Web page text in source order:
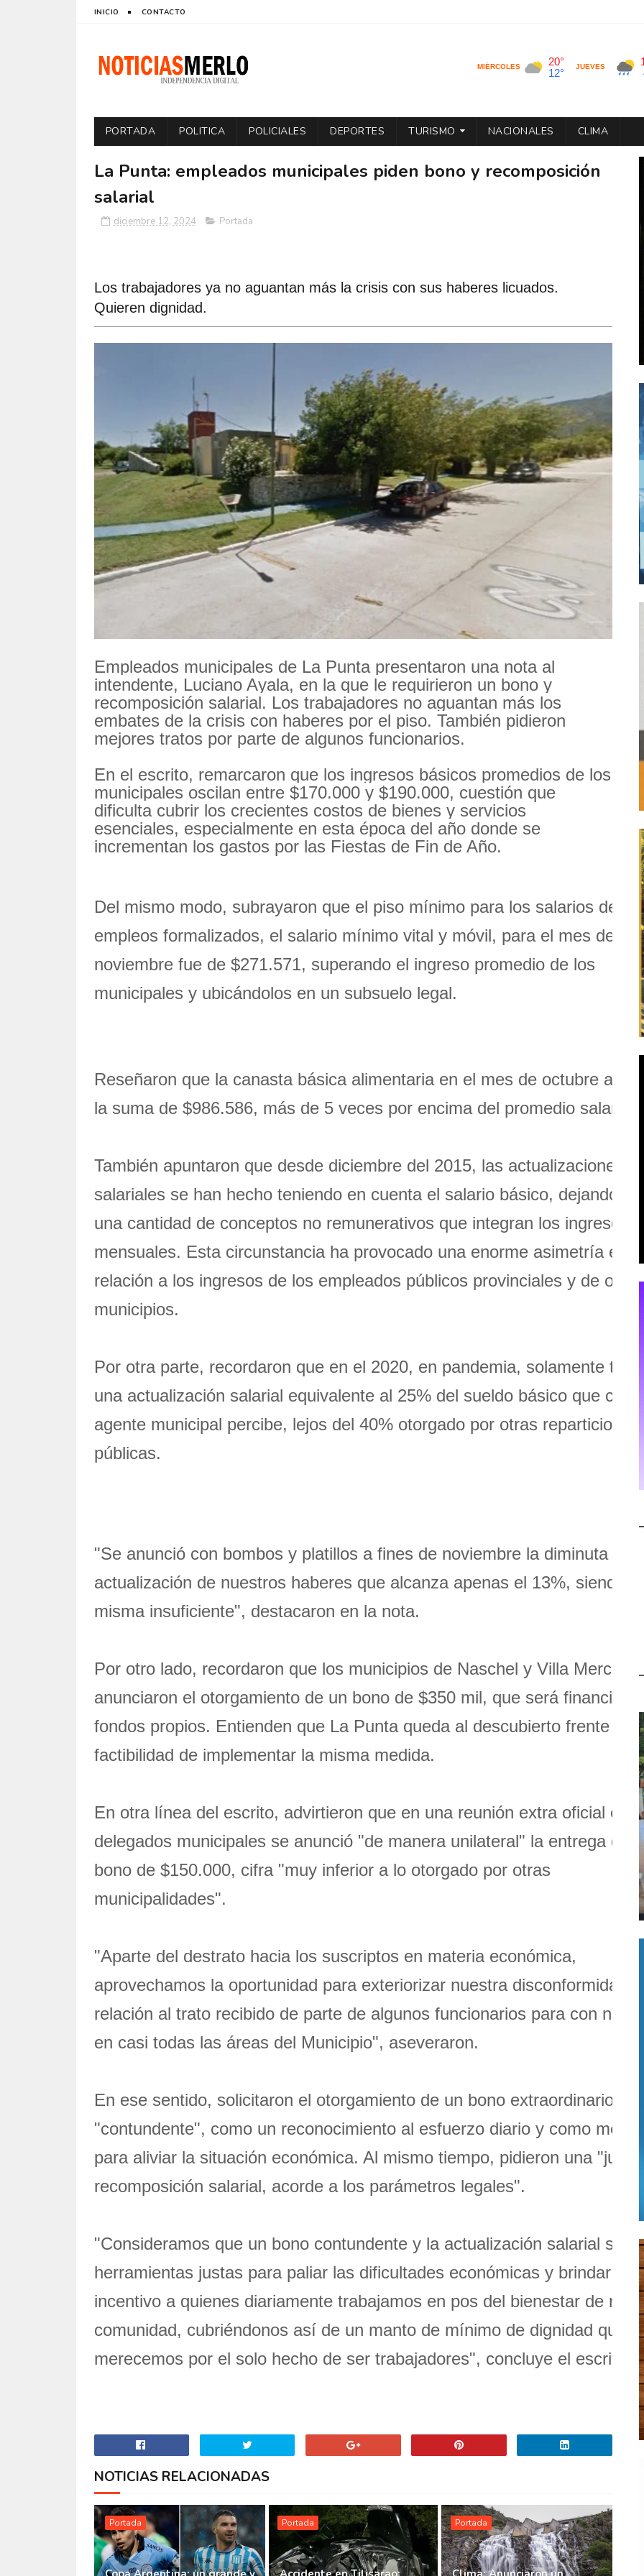
INICIO CONTACTO
PORTADA POLITICA POLICIALES DEPORTES TURISMO NACIONALES CLIMA
La Punta: empleados municipales piden bono y recomposición
salarial
diciembre 12, 2024 Portada
Los trabajadores ya no aguantan más la crisis con sus haberes licuados.
Quieren dignidad.
Empleados municipales de La Punta presentaron una nota al
intendente, Luciano Ayala, en la que le requirieron un bono y
recomposición salarial. Los trabajadores no aguantan más los
embates de la crisis con haberes por el piso. También pidieron
mejores tratos por parte de algunos funcionarios.
En el escrito, remarcaron que los ingresos básicos promedios de los
municipales oscilan entre $170.000 y $190.000, cuestión que
dificulta cubrir los crecientes costos de bienes y servicios
esenciales, especialmente en esta época del año donde se
incrementan los gastos por las Fiestas de Fin de Año.
Del mismo modo, subrayaron que el piso mínimo para los salarios de
empleos formalizados, el salario mínimo vital y móvil, para el mes de
noviembre fue de $271.571, superando el ingreso promedio de los
municipales y ubicándolos en un subsuelo legal.
Reseñaron que la canasta básica alimentaria en el mes de octubre
la suma de $986.586, más de 5 veces por encima del promedio salarial.
También apuntaron que desde diciembre del 2015, las actualizaciones
salariales se han hecho teniendo en cuenta el salario básico, dejando
una cantidad de conceptos no remunerativos que integran los ingresos
mensuales. Esta circunstancia ha provocado una enorme asimetría en
relación a los ingresos de los empleados públicos provinciales y de otros
municipios.
Por otra parte, recordaron que en el 2020, en pandemia, solamente
una actualización salarial equivalente al 25% del sueldo básico que cada
agente municipal percibe, lejos del 40% otorgado por otras reparticiones
públicas.
"Se anunció con bombos y platillos a fines de noviembre la diminuta
actualización de nuestros haberes que alcanza apenas el 13%, siendo la
misma insuficiente", destacaron en la nota.
Por otro lado, recordaron que los municipios de Naschel y Villa
anunciaron el otorgamiento de un bono de $350 mil, que será
fondos propios. Entienden que La Punta queda al descubierto frente a la
factibilidad de implementar la misma medida.
En otra línea del escrito, advirtieron que en una reunión extra oficial con
delegados municipales se anunció "de manera unilateral" la entrega de
bono de $150.000, cifra "muy inferior a lo otorgado por otras
municipalidades".
"Aparte del destrato hacia los suscriptos en materia económica,
aprovechamos la oportunidad para exteriorizar nuestra disconformidad
relación al trato recibido de parte de algunos funcionarios para con
en casi todas las áreas del Municipio", aseveraron.
En ese sentido, solicitaron el otorgamiento de un bono extraordinario
"contundente", como un reconocimiento al esfuerzo diario y como
para aliviar la situación económica. Al mismo tiempo, pidieron una "justa
recomposición salarial, acorde a los parámetros legales".
"Consideramos que un bono contundente y la actualización salarial
herramientas justas para paliar las dificultades económicas y brindar un
incentivo a quienes diariamente trabajamos en pos del bienestar de
comunidad, cubriéndonos así de un manto de mínimo de dignidad que
merecemos por el solo hecho de ser trabajadores", concluye el escrito.
NOTICIAS RELACIONADAS
Portada Portada Portada